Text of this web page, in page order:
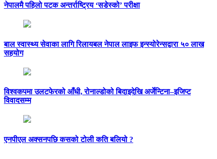
नेपालमै पहिलो पटक अन्तर्राष्ट्रिय ‘सडेस्को’ परीक्षा
बाल स्वास्थ्य सेवाका लागि रिलायबल नेपाल लाइफ इन्स्योरेन्सद्वारा ५० लाख
सहयोग
विश्वकपमा उलटफेरको आँधी, रोनाल्डोको बिदाइदेखि अर्जेन्टिना–इजिप्ट
विवादसम्म
एनपीएल अक्सनपछि कसको टोली कति बलियो ?